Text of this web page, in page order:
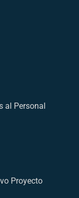
al Personal
Proyecto